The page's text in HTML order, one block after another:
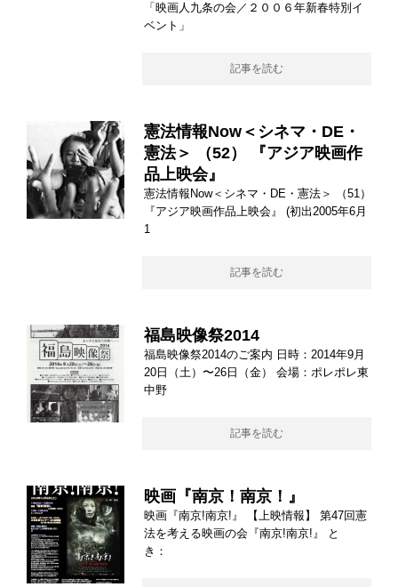
「映画人九条の会／２００６年新春特別イ
ベント」
記事を読む
憲法情報Now＜シネマ・DE・
憲法＞ （52） 『アジア映画作
品上映会』
憲法情報Now＜シネマ・DE・憲法＞ （51）
『アジア映画作品上映会』 (初出2005年6月
1
記事を読む
福島映像祭2014
福島映像祭2014のご案内 日時：2014年9月
20日（土）〜26日（金） 会場：ポレポレ東
中野
記事を読む
映画『南京！南京！』
映画『南京!南京!』 【上映情報】 第47回憲
法を考える映画の会『南京!南京!』 と
き：